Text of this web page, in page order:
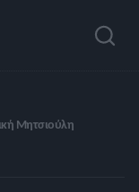
Μητσιούλη